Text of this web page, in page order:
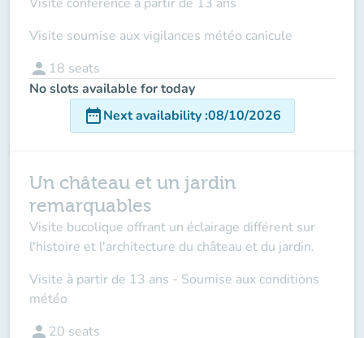
Visite soumise aux vigilances météo canicule
person 18 seats
No slots available for today
date_rangeNext availability:08/10/2026
Un château et un jardin
remarquables
Visite bucolique offrant un éclairage différent sur
l'histoire et l'architecture du château et du jardin.
Visite à partir de 13 ans - Soumise aux conditions
météo
person 20 seats